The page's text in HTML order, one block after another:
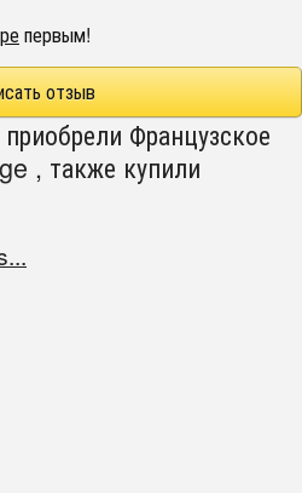
первым!
отзыв
Французское
, также купили